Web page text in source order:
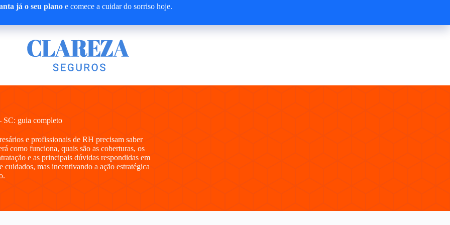
já o seu planoe comece a cuidar do sorriso hoje.
SC: guia completo
e profissionais de RH precisam saber
como funciona, quais são as coberturas, os
e as principais dúvidas respondidas em
mas incentivando a ação estratégica